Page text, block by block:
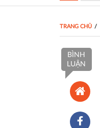
TRANG CHỦ
BÌNH
LUẬN